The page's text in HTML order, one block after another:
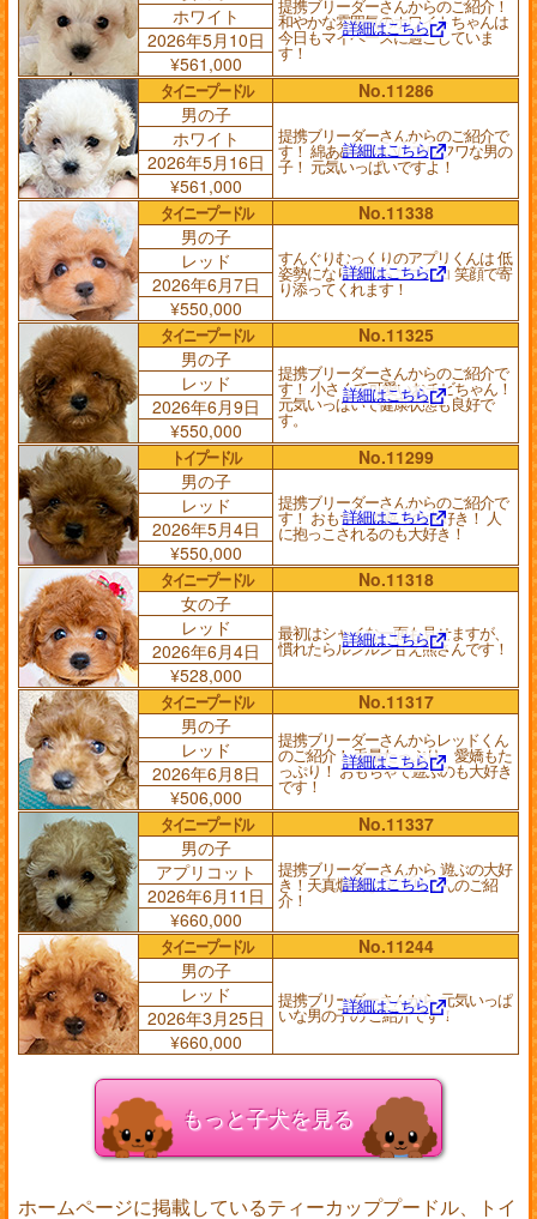
提携ブリーダーさんからのご紹介！
和やかな雰囲気のホワイトちゃんは
今日もマイペースに過ごしていま
す！
詳細はこちら
ホワイト
2026年5月10日
¥561,000
タイニープードル
No.11286
男の子
提携ブリーダーさんからのご紹介で
す！ 綿あめみたいにフワフワな男の
子！ 元気いっぱいですよ！
詳細はこちら
ホワイト
2026年5月16日
¥561,000
タイニープードル
No.11338
男の子
すんぐりむっくりのアプリくんは 低
姿勢になりながらニコニコ 笑顔で寄
り添ってくれます！
詳細はこちら
レッド
2026年6月7日
¥550,000
タイニープードル
No.11325
男の子
提携ブリーダーさんからのご紹介で
す！ 小さくて可愛いおチビちゃん！
元気いっぱいで健康状態も良好で
す。
詳細はこちら
レッド
2026年6月9日
¥550,000
トイプードル
No.11299
男の子
提携ブリーダーさんからのご紹介で
す！ おもちゃで遊ぶの大好き！ 人
に抱っこされるのも大好き！
詳細はこちら
レッド
2026年5月4日
¥550,000
タイニープードル
No.11318
女の子
最初はシャイな一面も見せますが、
慣れたらルンルン甘え熊さんです！
詳細はこちら
レッド
2026年6月4日
¥528,000
タイニープードル
No.11317
男の子
提携ブリーダーさんからレッドくん
のご紹介！ 毛量たっぷり、愛嬌もた
っぷり！ おもちゃで遊ぶのも大好き
です！
詳細はこちら
レッド
2026年6月8日
¥506,000
タイニープードル
No.11337
男の子
提携ブリーダーさんから 遊ぶの大好
き！天真爛漫な アプリくんのご紹
介！
詳細はこちら
アプリコット
2026年6月11日
¥660,000
タイニープードル
No.11244
男の子
提携ブリーダーさんから 元気いっぱ
いな男の子の ご紹介です！
詳細はこちら
レッド
2026年3月25日
¥660,000
もっと子犬を見る
ホームページに掲載しているティーカッププードル、トイ